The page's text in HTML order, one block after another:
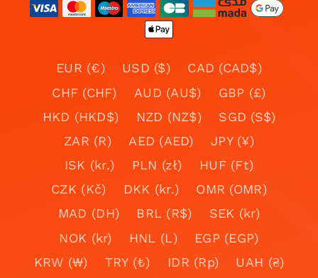
EUR (€) USD ($)
CAD (CAD$)
CHF (CHF)
AUD (AU$)
GBP (£)
HKD (HKD$)
NZD (NZ$)
SGD (S$)
ZAR (R)
AED (AED)
JPY (¥)
ISK (kr.)
PLN (zł)
HUF (Ft)
CZK (Kč)
DKK (kr.)
OMR (OMR)
MAD (DH)
BRL (R$)
SEK (kr)
NOK (kr)
HNL (L)
EGP (EGP)
KRW (₩)
TRY (₺) IDR (Rp)
UAH (₴)